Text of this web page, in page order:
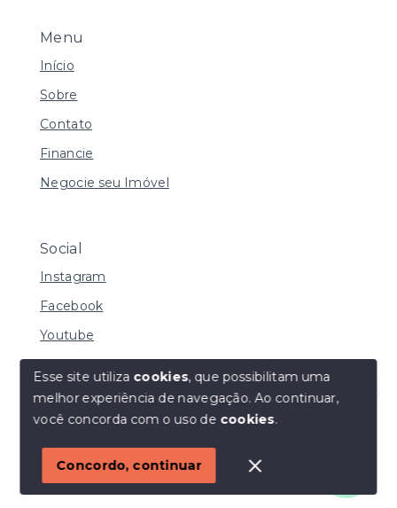
Olá! Estamos disponíveis para te ajudar.
Menu
Início
Sobre
Contato
Financie
Negocie seu Imóvel
Social
Instagram
Facebook
Youtube
© Copyright 2026 - I URBE CONSULTORIA
IMOBILIÁRIA | CRECI 33.934 J - Todos os direitos
SITE PARA IMOBILIARIA
Esse site utiliza cookies, que possibilitam uma
melhor experiência de navegação.Ao continuar,
você concorda com o uso de cookies.
Concordo, continuar